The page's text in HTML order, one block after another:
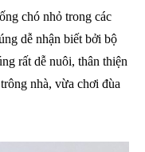
chó nhỏ trong các
dễ nhận biết bởi bộ
rất dễ nuôi, thân thiện
nhà, vừa chơi đùa